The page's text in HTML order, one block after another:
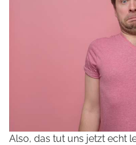
Also, das tut uns jetzt echt